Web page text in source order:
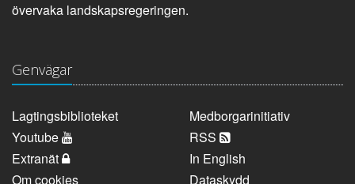
övervaka landskapsregeringen.
Genvägar
Lagtingsbiblioteket
Medborgarinitiativ
Youtube
RSS
Extranät
In English
Om cookies
Dataskydd